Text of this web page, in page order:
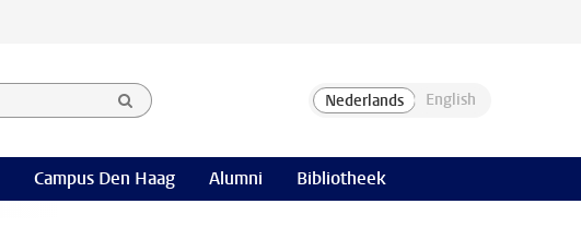
Campus Den Haag Alumni Bibliotheek